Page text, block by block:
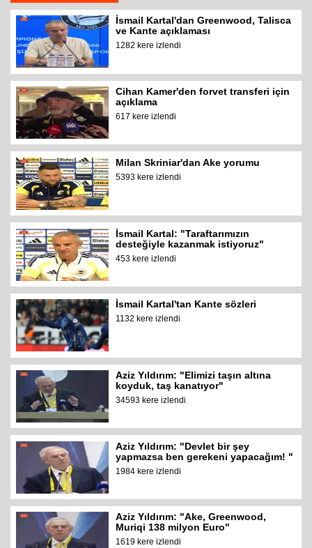
İsmail Kartal'dan Greenwood, Talisca
ve Kante açıklaması
1282 kere izlendi
Cihan Kamer'den forvet transferi için
açıklama
617 kere izlendi
Milan Skriniar'dan Ake yorumu
5393 kere izlendi
İsmail Kartal: "Taraftarımızın
desteğiyle kazanmak istiyoruz"
453 kere izlendi
İsmail Kartal'tan Kante sözleri
1132 kere izlendi
Aziz Yıldırım: "Elimizi taşın altına
koyduk, taş kanatıyor"
34593 kere izlendi
Aziz Yıldırım: "Devlet bir şey
yapmazsa ben gerekeni yapacağım! "
1984 kere izlendi
Aziz Yıldırım: "Ake, Greenwood,
Muriqi 138 milyon Euro"
1619 kere izlendi